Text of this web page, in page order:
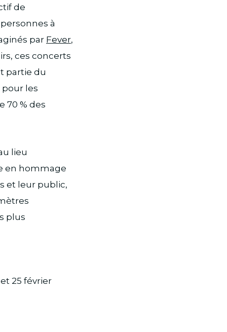
de
à
par Fever,
ces concerts
partie du
les
70 % des
lieu
en hommage
et leur public,
plus
25 février